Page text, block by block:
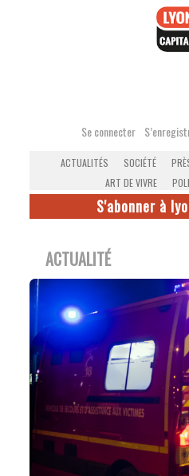
Se connecter
ACTUALITÉS SOCIÉTÉ
ART DE VIVRE
S'abonner à
ACTUALITÉ